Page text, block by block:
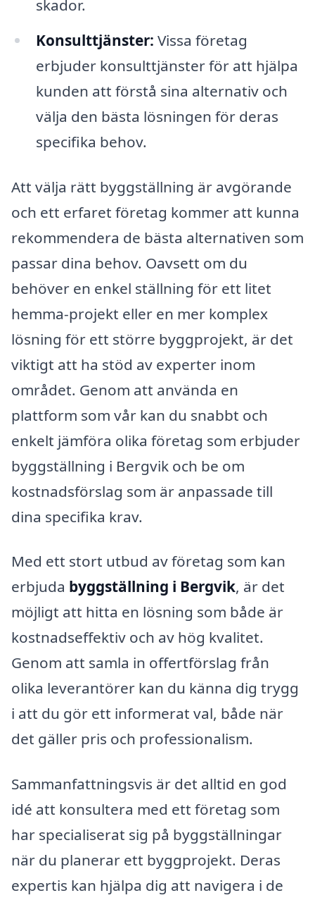
skador.
Konsulttjänster: Vissa företag
erbjuder konsulttjänster för att hjälpa
kunden att förstå sina alternativ och
välja den bästa lösningen för deras
specifika behov.
Att välja rätt byggställning är avgörande
och ett erfaret företag kommer att kunna
rekommendera de bästa alternativen som
passar dina behov. Oavsett om du
behöver en enkel ställning för ett litet
hemma-projekt eller en mer komplex
lösning för ett större byggprojekt, är det
viktigt att ha stöd av experter inom
området. Genom att använda en
plattform som vår kan du snabbt och
enkelt jämföra olika företag som erbjuder
byggställning i Bergvik och be om
kostnadsförslag som är anpassade till
dina specifika krav.
Med ett stort utbud av företag som kan
erbjuda byggställning i Bergvik, är det
möjligt att hitta en lösning som både är
kostnadseffektiv och av hög kvalitet.
Genom att samla in offertförslag från
olika leverantörer kan du känna dig trygg
i att du gör ett informerat val, både när
det gäller pris och professionalism.
Sammanfattningsvis är det alltid en god
idé att konsultera med ett företag som
har specialiserat sig på byggställningar
när du planerar ett byggprojekt. Deras
expertis kan hjälpa dig att navigera i de